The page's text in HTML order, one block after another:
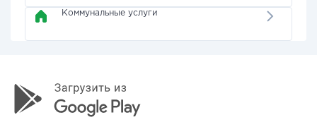
Коммунальные услуги